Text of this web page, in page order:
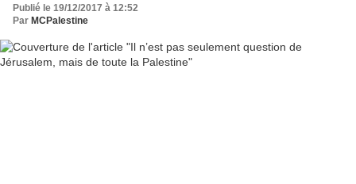
Publié le 19/12/2017 à 12:52
Par MCPalestine